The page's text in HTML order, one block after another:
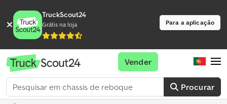
TruckScout24
Grátis na loja Para a aplicação
Procurar
Vender